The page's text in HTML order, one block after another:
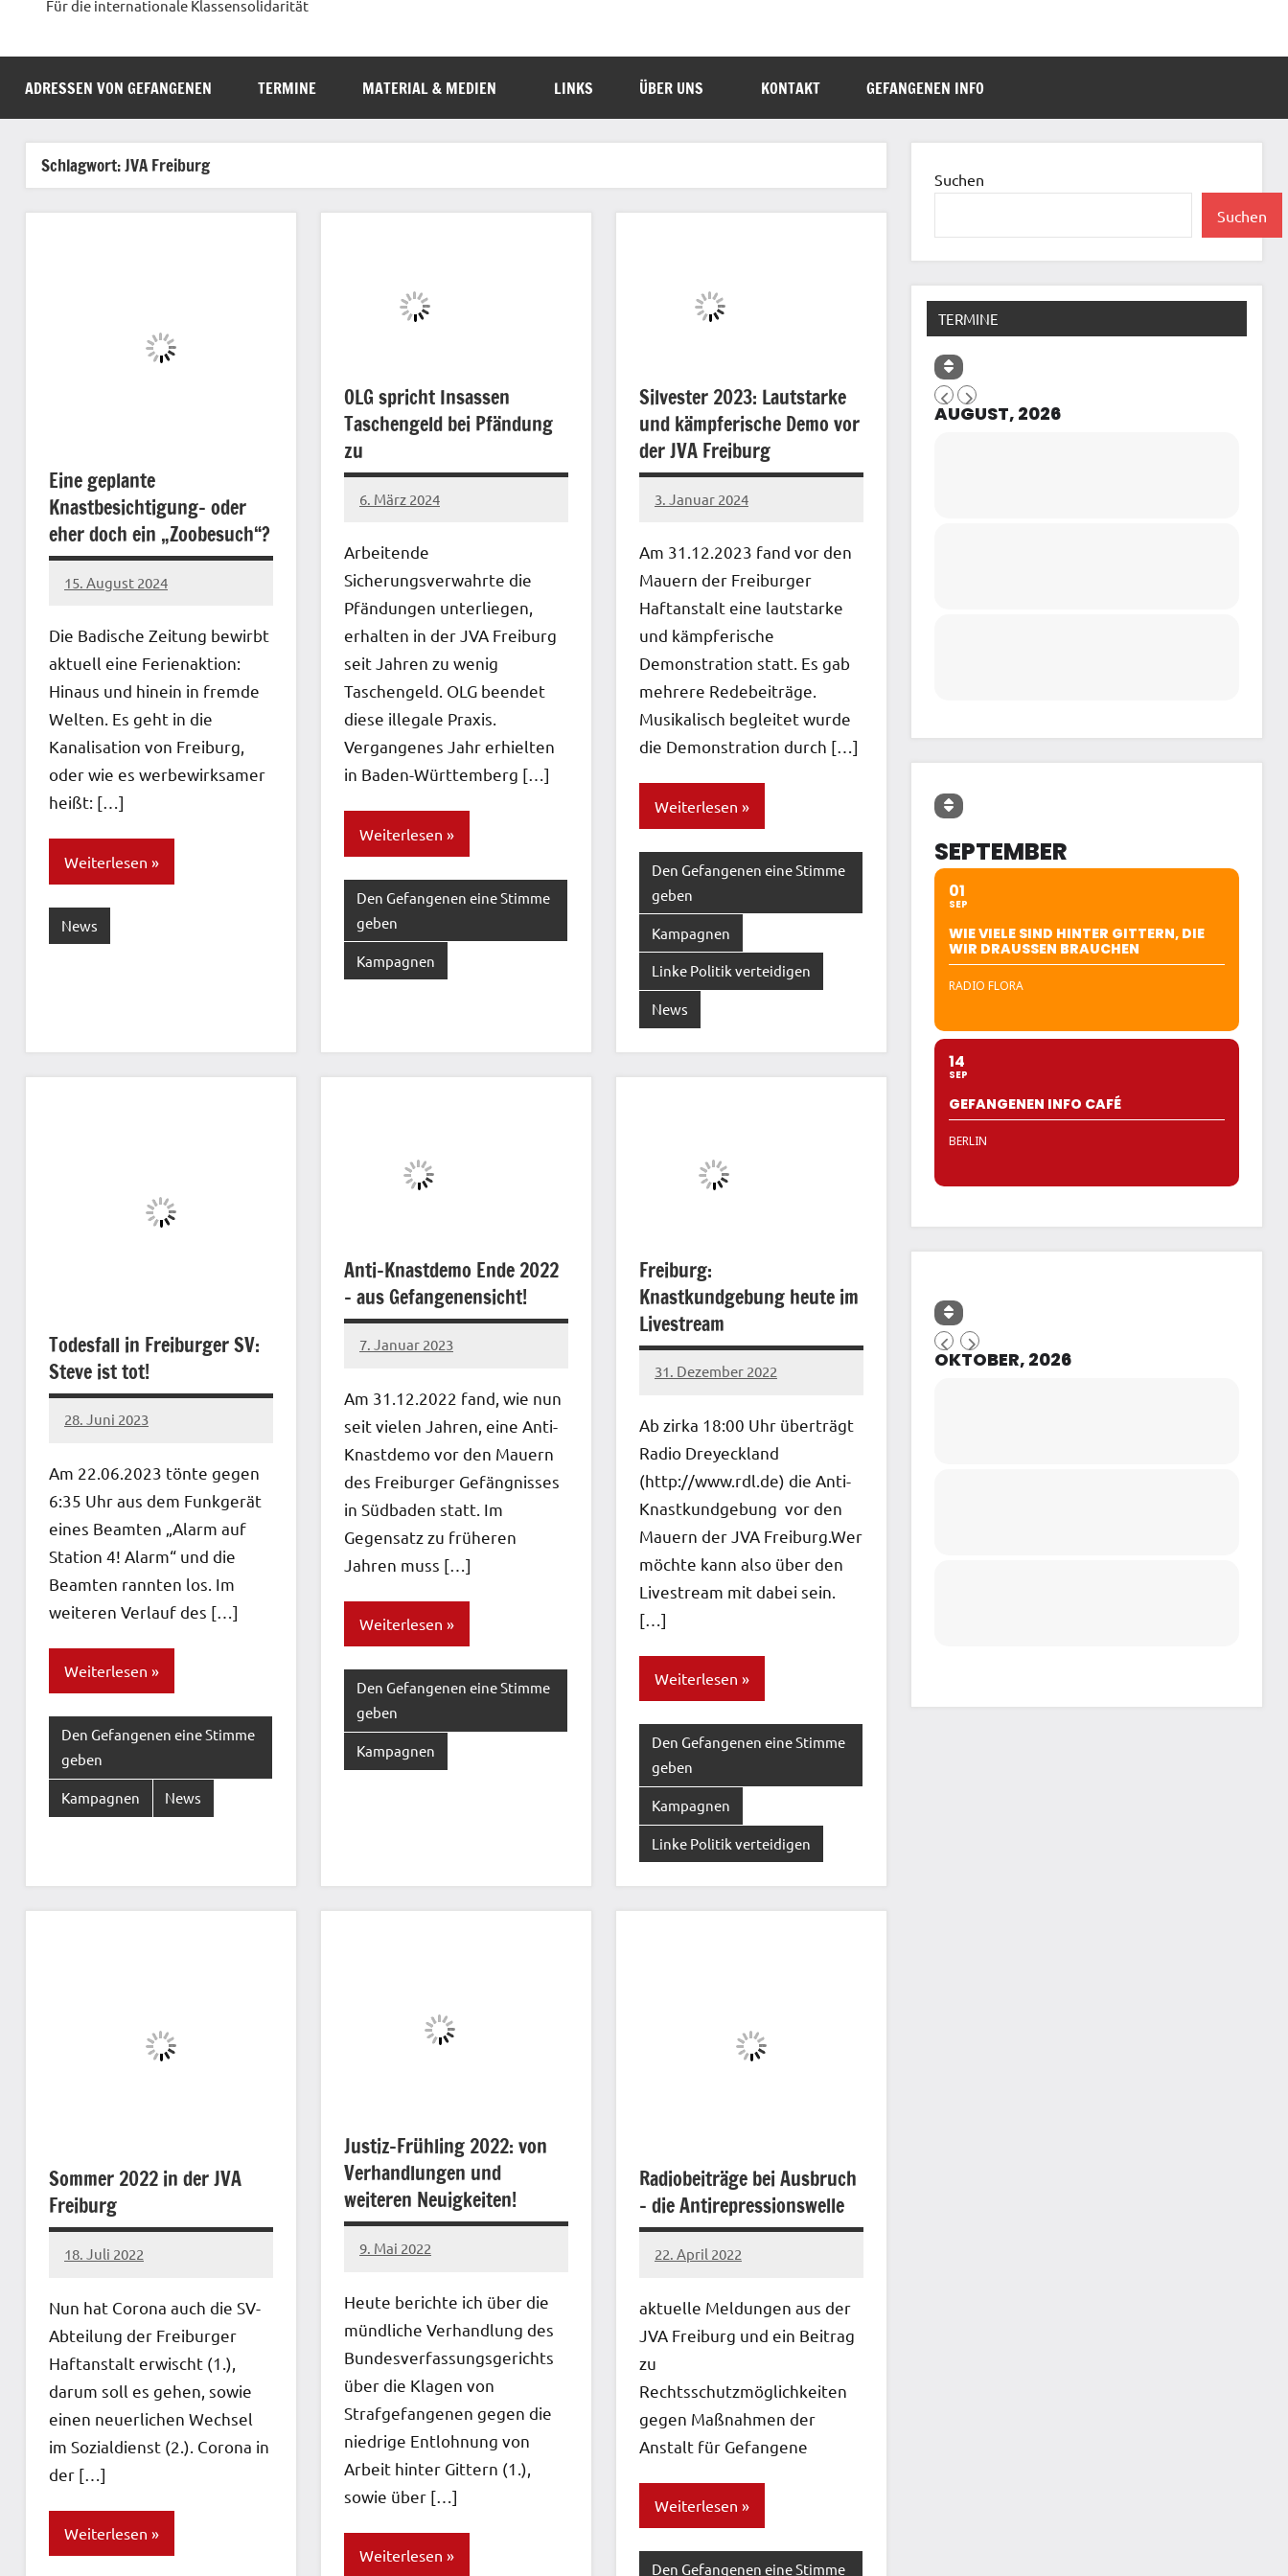
Für die internationale Klassensolidarität
ADRESSEN VON GEFANGENEN TERMINE MATERIAL & MEDIEN LINKS ÜBER UNS KONTAKT GEFANGENEN INFO
Schlagwort:JVA Freiburg
Eine geplante
Knastbesichtigung- oder
eher doch ein „Zoobesuch“?
15. August 2024
network
Die Badische Zeitung bewirbt
aktuell eine Ferienaktion:
Hinaus und hinein in fremde
Welten. Es geht in die
Kanalisation von Freiburg,
oder wie es werbewirksamer
heißt: […]
Weiterlesen
News
OLG spricht Insassen
Taschengeld bei Pfändung
zu
6. März 2024
network
Arbeitende
Sicherungsverwahrte die
Pfändungen unterliegen,
erhalten in der JVA Freiburg
seit Jahren zu wenig
Taschengeld. OLG beendet
diese illegale Praxis.
Vergangenes Jahr erhielten
in Baden-Württemberg […]
Weiterlesen
Den Gefangenen eine Stimme
geben
Kampagnen
Silvester 2023: Lautstarke
und kämpferische Demo vor
der JVA Freiburg
3. Januar 2024
network
Am 31.12.2023 fand vor den
Mauern der Freiburger
Haftanstalt eine lautstarke
und kämpferische
Demonstration statt. Es gab
mehrere Redebeiträge.
Musikalisch begleitet wurde
die Demonstration durch […]
Weiterlesen
Den Gefangenen eine Stimme
geben
Kampagnen
Linke Politik verteidigen
News
Todesfall in Freiburger SV:
Steve ist tot!
28. Juni 2023
network
Am 22.06.2023 tönte gegen
6:35 Uhr aus dem Funkgerät
eines Beamten „Alarm auf
Station 4! Alarm“ und die
Beamten rannten los. Im
weiteren Verlauf des […]
Weiterlesen
Den Gefangenen eine Stimme
geben
Kampagnen News
Anti-Knastdemo Ende 2022
– aus Gefangenensicht!
7. Januar 2023
network
Am 31.12.2022 fand, wie nun
seit vielen Jahren, eine Anti-
Knastdemo vor den Mauern
des Freiburger Gefängnisses
in Südbaden statt. Im
Gegensatz zu früheren
Jahren muss […]
Weiterlesen
Den Gefangenen eine Stimme
geben
Kampagnen
Freiburg:
Knastkundgebung heute im
Livestream
31. Dezember 2022
network
Ab zirka 18:00 Uhr überträgt
Radio Dreyeckland
(http://www.rdl.de) die Anti-
Knastkundgebung vor den
Mauern der JVA Freiburg.Wer
möchte kann also über den
Livestream mit dabei sein.
[…]
Weiterlesen
Den Gefangenen eine Stimme
geben
Kampagnen
Linke Politik verteidigen
Sommer 2022 in der JVA
Freiburg
18. Juli 2022
network
Nun hat Corona auch die SV-
Abteilung der Freiburger
Haftanstalt erwischt (1.),
darum soll es gehen, sowie
einen neuerlichen Wechsel
im Sozialdienst (2.). Corona in
der […]
Weiterlesen
Justiz-Frühling 2022: von
Verhandlungen und
weiteren Neuigkeiten!
9. Mai 2022
network
Heute berichte ich über die
mündliche Verhandlung des
Bundesverfassungsgerichts
über die Klagen von
Strafgefangenen gegen die
niedrige Entlohnung von
Arbeit hinter Gittern (1.),
sowie über […]
Weiterlesen
Radiobeiträge bei Ausbruch
– die Antirepressionswelle
22. April 2022
network
aktuelle Meldungen aus der
JVA Freiburg und ein Beitrag
zu
Rechtsschutzmöglichkeiten
gegen Maßnahmen der
Anstalt für Gefangene
Weiterlesen
Den Gefangenen eine Stimme
Suchen
Suchen
TERMINE
AUGUST, 2026
SEPTEMBER
01
SEP
WIE VIELE SIND HINTER GITTERN, DIE
WIR DRAUSSEN BRAUCHEN
RADIO FLORA
14
SEP
GEFANGENEN INFO CAFÉ
BERLIN
OKTOBER, 2026